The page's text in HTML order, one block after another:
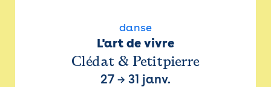
danse
L'art de vivre
Clédat & Petitpierre
27 → 31 janv.